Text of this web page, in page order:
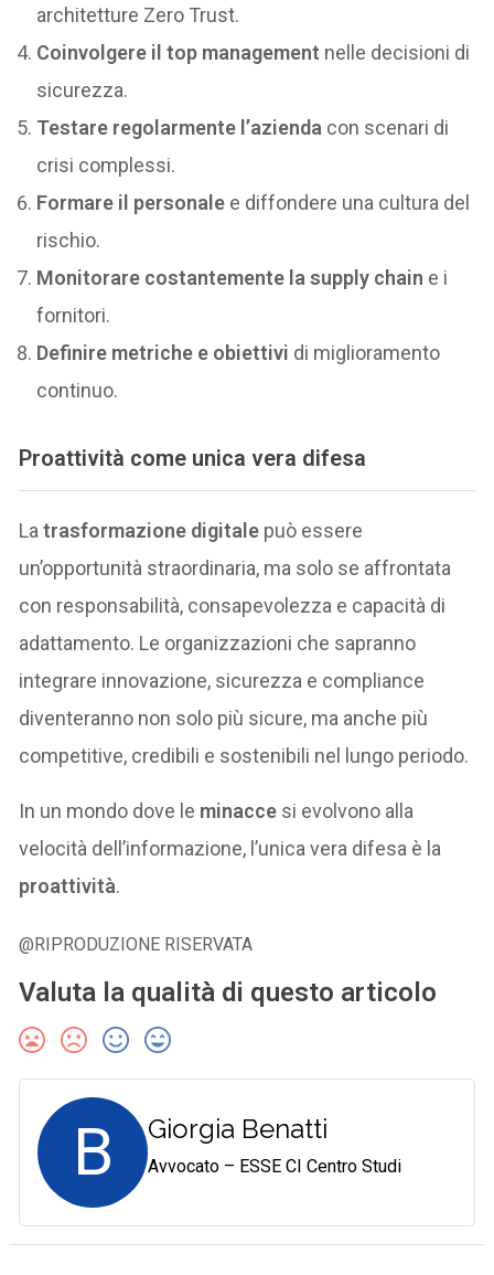
architetture Zero Trust.
Coinvolgere il top management nelle decisioni di
sicurezza.
Testare regolarmente l’azienda con scenari di
crisi complessi.
Formare il personale e diffondere una cultura del
rischio.
Monitorare costantemente la supply chain e i
fornitori.
Definire metriche e obiettivi di miglioramento
continuo.
Proattività come unica vera difesa
Latrasformazione digitale può essere
un’opportunità straordinaria, ma solo se affrontata
con responsabilità, consapevolezza e capacità di
adattamento. Le organizzazioni che sapranno
integrare innovazione, sicurezza e compliance
diventeranno non solo più sicure, ma anche più
competitive, credibili e sostenibili nel lungo periodo.
In un mondo dove le minacce si evolvono alla
velocità dell’informazione, l’unica vera difesa è la
proattività.
@RIPRODUZIONE RISERVATA
Valuta la qualità di questo articolo
B Giorgia Benatti
Avvocato – ESSE CI Centro Studi